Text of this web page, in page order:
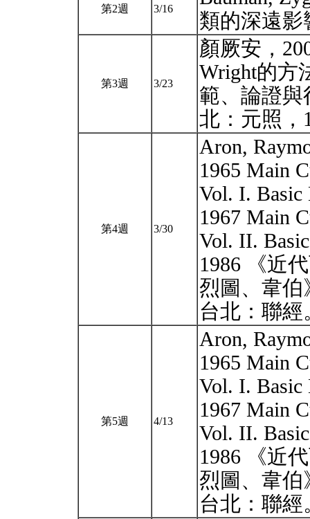
第2週 3/16
類的深遠
第3週 3/23
顏厥安，
Wright的方
範、論證
北：元照，
第4週 3/30
Aron,
1965 Main
Vol. I. Basic
1967 Main
Vol. II.
1986 《近
烈圖、韋伯
台北：聯
第5週 4/13
Aron,
1965 Main
Vol. I. Basic
1967 Main
Vol. II.
1986 《近
烈圖、韋伯
台北：聯